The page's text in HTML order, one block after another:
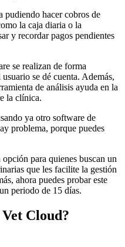
pudiendo hacer cobros de
la caja diaria o la
y recordar pagos pendientes
se realizan de forma
se dé cuenta. Además,
de análisis ayuda en la
la clínica.
ya otro software de
problema, porque puedes
para quienes buscan un
que les facilite la gestión
ahora puedes probar este
periodo de 15 días.
Vet Cloud?